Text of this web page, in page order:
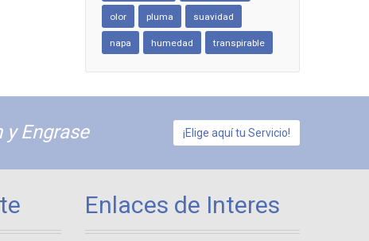
olor pluma suavidad
napa humedad transpirable
Engrase ¡Elige aquí tu Servicio!
Enlaces de Interes